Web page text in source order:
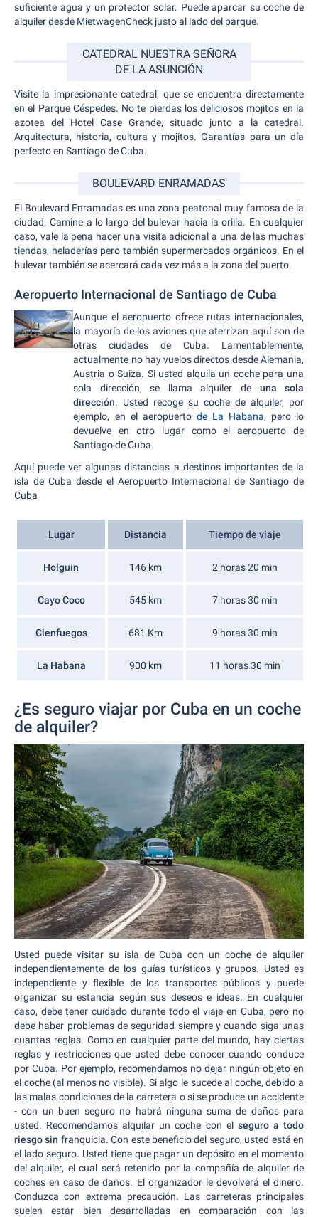
suficiente agua y un protector solar. Puede aparcar su coche de
alquiler desde MietwagenCheck justo al lado del parque.
CATEDRAL NUESTRA SEÑORA
DE LA ASUNCIÓN
Visite la impresionante catedral, que se encuentra directamente
en el Parque Céspedes. No te pierdas los deliciosos mojitos en la
azotea del Hotel Case Grande, situado junto a la catedral.
Arquitectura, historia, cultura y mojitos. Garantías para un día
perfecto en Santiago de Cuba.
BOULEVARD ENRAMADAS
El Boulevard Enramadas es una zona peatonal muy famosa de la
ciudad. Camine a lo largo del bulevar hacia la orilla. En cualquier
caso, vale la pena hacer una visita adicional a una de las muchas
tiendas, heladerías pero también supermercados orgánicos. En el
bulevar también se acercará cada vez más a la zona del puerto.
Aeropuerto Internacional de Santiago de Cuba
Aunque el aeropuerto ofrece rutas internacionales,
la mayoría de los aviones que aterrizan aquí son de
otras ciudades de Cuba. Lamentablemente,
actualmente no hay vuelos directos desde Alemania,
Austria o Suiza. Si usted alquila un coche para una
sola dirección, se llama alquiler de una sola
dirección. Usted recoge su coche de alquiler, por
ejemplo, en el aeropuerto de La Habana, pero lo
devuelve en otro lugar como el aeropuerto de
Santiago de Cuba.
Aquí puede ver algunas distancias a destinos importantes de la
isla de Cuba desde el Aeropuerto Internacional de Santiago de
Cuba
Lugar Distancia Tiempo de viaje
Holguin 146 km 2 horas 20 min
Cayo Coco 545 km 7 horas 30 min
Cienfuegos 681 Km 9 horas 30 min
La Habana 900 km 11 horas 30 min
¿Es seguro viajar por Cuba en un coche
de alquiler?
Usted puede visitar su isla de Cuba con un coche de alquiler
independientemente de los guías turísticos y grupos. Usted es
independiente y flexible de los transportes públicos y puede
organizar su estancia según sus deseos e ideas. En cualquier
caso, debe tener cuidado durante todo el viaje en Cuba, pero no
debe haber problemas de seguridad siempre y cuando siga unas
cuantas reglas. Como en cualquier parte del mundo, hay ciertas
reglas y restricciones que usted debe conocer cuando conduce
por Cuba. Por ejemplo, recomendamos no dejar ningún objeto en
el coche (al menos no visible). Si algo le sucede al coche, debido a
las malas condiciones de la carretera o si se produce un accidente
- con un buen seguro no habrá ninguna suma de daños para
usted. Recomendamos alquilar un coche con el seguro a todo
riesgo sin franquicia. Con este beneficio del seguro, usted está en
el lado seguro. Usted tiene que pagar un depósito en el momento
del alquiler, el cual será retenido por la compañía de alquiler de
coches en caso de daños. El organizador le devolverá el dinero.
Conduzca con extrema precaución. Las carreteras principales
suelen estar bien desarrolladas en comparación con las